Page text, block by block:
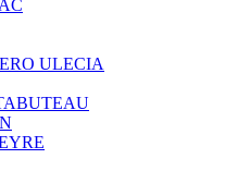
ULECIA